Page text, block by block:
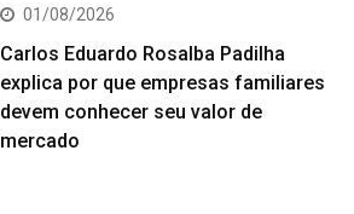
01/08/2026
Carlos Eduardo Rosalba Padilha
explica por que empresas familiares
devem conhecer seu valor de
mercado